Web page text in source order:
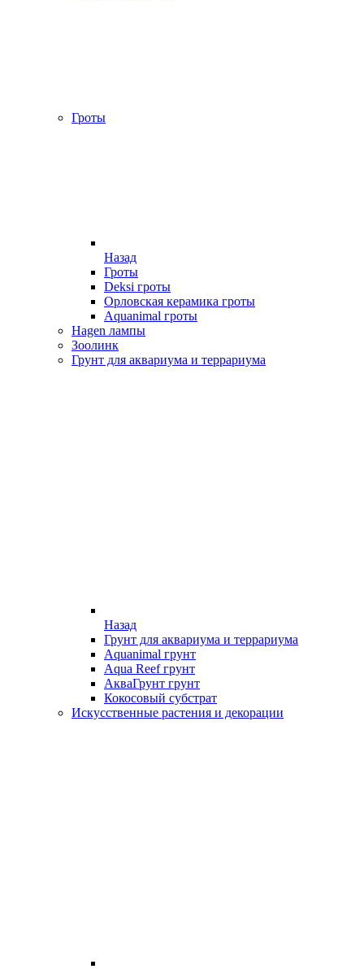
Гроты
Назад
Гроты
Deksi гроты
Орловская керамика гроты
Aquanimal гроты
Hagen лампы
Зоолинк
Грунт для аквариума и террариума
Назад
Грунт для аквариума и террариума
Aquanimal грунт
Aqua Reef грунт
АкваГрунт грунт
Кокосовый субстрат
Искусственные растения и декорации